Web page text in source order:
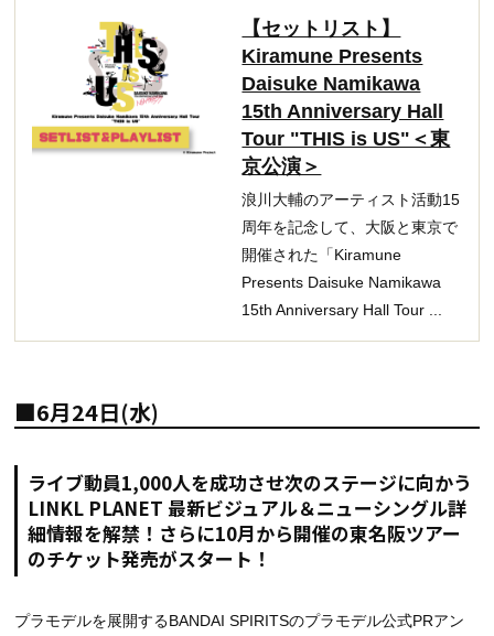
【セットリスト】
Kiramune Presents
Daisuke Namikawa
15th Anniversary Hall
Tour "THIS is US"＜東
京公演＞
浪川大輔のアーティスト活動15
周年を記念して、大阪と東京で
開催された「Kiramune
Presents Daisuke Namikawa
15th Anniversary Hall Tour ...
■6月24日(水)
ライブ動員1,000人を成功させ次のステージに向かう
LINKL PLANET 最新ビジュアル＆ニューシングル詳
細情報を解禁！さらに10月から開催の東名阪ツアー
のチケット発売がスタート！
プラモデルを展開するBANDAI SPIRITSのプラモデル公式PRアン